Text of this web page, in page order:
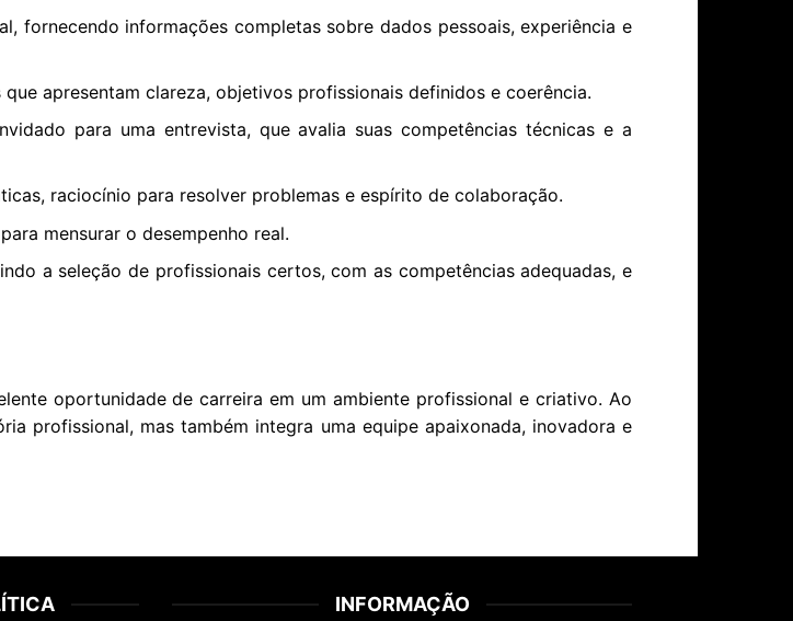
fornecendo informações completas sobre dados pessoais, experiência e
apresentam clareza, objetivos profissionais definidos e coerência.
para uma entrevista, que avalia suas competências técnicas e a
raciocínio para resolver problemas e espírito de colaboração.
mensurar o desempenho real.
a seleção de profissionais certos, com as competências adequadas, e
oportunidade de carreira em um ambiente profissional e criativo. Ao
profissional, mas também integra uma equipe apaixonada, inovadora e
INFORMAÇÃO